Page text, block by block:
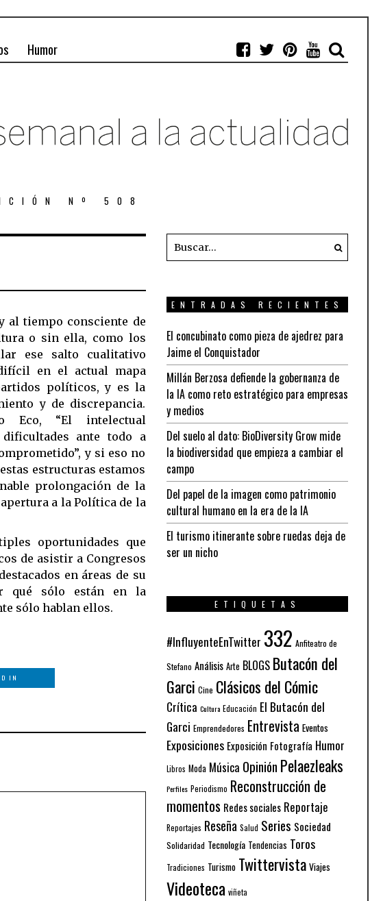
Humor
Nº 508
al tiempo consciente de
o sin ella, como los
ese salto cualitativo
en el actual mapa
políticos, y es la
y de discrepancia.
Eco, “El intelectual
ante todo a
y si eso no
estructuras estamos
prolongación de la
a la Política de la
oportunidades que
de asistir a Congresos
en áreas de su
qué sólo están en la
sólo hablan ellos.
IN
ENTRADAS RECIENTES
El concubinato como pieza de ajedrez para
Jaime el Conquistador
Millán Berzosa defiende la gobernanza de
la IA como reto estratégico para empresas
y medios
Del suelo al dato: BioDiversity Grow mide
la biodiversidad que empieza a cambiar el
campo
Del papel de la imagen como patrimonio
cultural humano en la era de la IA
El turismo itinerante sobre ruedas deja de
ser un nicho
ETIQUETAS
#InfluyenteEnTwitter 332 Anfiteatro de
Stefano Análisis Arte BLOGS Butacón del
Garci Cine Clásicos del Cómic
Crítica Cultura Educación El Butacón del
Garci Emprendedores Entrevista Eventos
Exposiciones Exposición Fotografía Humor
Libros Moda Música Opinión Pelaezleaks
Perfiles Periodismo Reconstrucción de
momentos Redes sociales Reportaje
Reportajes Reseña Salud Series Sociedad
Solidaridad Tecnología Tendencias Toros
Tradiciones Turismo Twittervista Viajes
Videoteca viñeta